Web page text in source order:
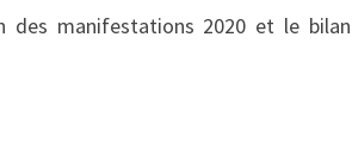
des manifestations 2020 et le bilan